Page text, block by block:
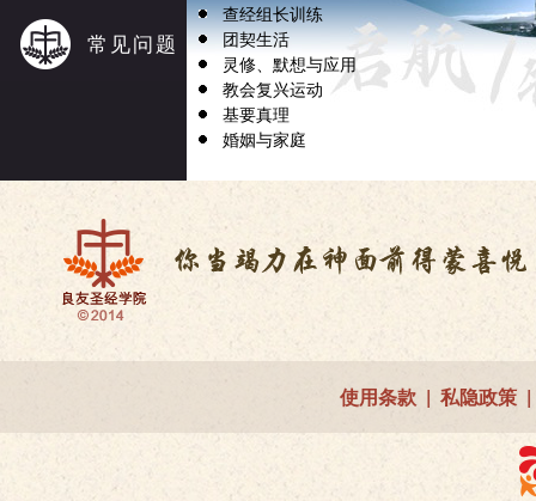
常见问题
查经组长训练
团契生活
灵修、默想与应用
教会复兴运动
基要真理
婚姻与家庭
使用条款 | 私隐政策